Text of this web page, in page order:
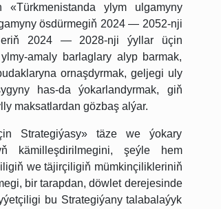
ylym ulgamyny
ösdürmegiň 2024 — 2052-nji
2024 — 2028-nji ýyllar üçin
amaly barlaglary alyp barmak,
ornaşdyrmak, geljegi uly
has-da ýokarlandyrmak, giň
maksatlardan gözbaş alýar.
Strategiýasy» täze we ýokary
kämilleşdirilmegini, şeýle hem
we täjirçiligiň mümkinçilikleriniň
bir tarapdan, döwlet derejesinde
bu Strategiýany talabalaýyk